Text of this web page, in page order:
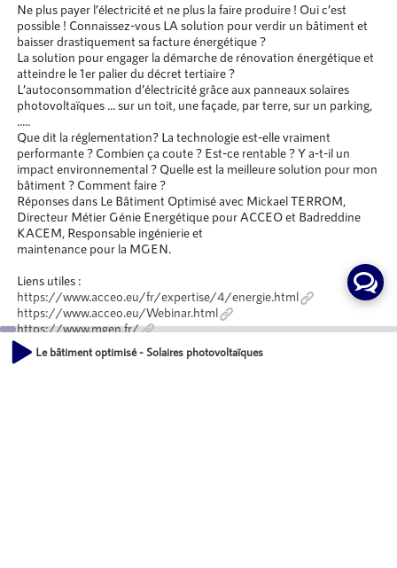
Ne plus payer l’électricité et ne plus la faire produire ! Oui c’est
possible ! Connaissez-vous LA solution pour verdir un bâtiment et
baisser drastiquement sa facture énergétique ?
La solution pour engager la démarche de rénovation énergétique et
atteindre le 1er palier du décret tertiaire ?
L’autoconsommation d’électricité grâce aux panneaux solaires
photovoltaïques ... sur un toit, une façade, par terre, sur un parking,
.....
Que dit la réglementation? La technologie est-elle vraiment
performante ? Combien ça coute ? Est-ce rentable ? Y a-t-il un
impact environnemental ? Quelle est la meilleure solution pour mon
bâtiment ? Comment faire ?
Réponses dans Le Bâtiment Optimisé avec Mickael TERROM,
Directeur Métier Génie Energétique pour ACCEO et Badreddine
KACEM, Responsable ingénierie et
maintenance pour la MGEN.
Liens utiles :
https://www.acceo.eu/fr/expertise/4/energie.html
https://www.acceo.eu/Webinar.html
https://www.mgen.fr/
Le bâtiment optimisé - Solaires photovoltaïques : Une électricité verte,